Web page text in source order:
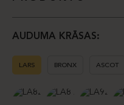
AUDUMA KRĀSAS:
LARS BRONX ASCOT